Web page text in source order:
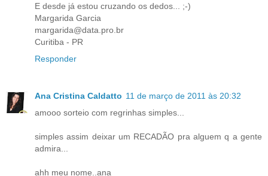
E desde já estou cruzando os dedos... ;-)
Margarida Garcia
margarida@data.pro.br
Curitiba - PR
Responder
Ana Cristina Caldatto 11 de março de 2011 às 20:32
amooo sorteio com regrinhas simples...
simples assim deixar um RECADÃO pra alguem q a gente
admira...
ahh meu nome..ana